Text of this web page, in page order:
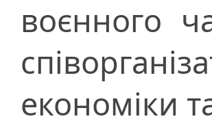
воєнного
економіки